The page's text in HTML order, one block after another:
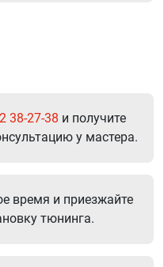
38-27-38 и получите
у мастера.
время и приезжайте
тюнинга.